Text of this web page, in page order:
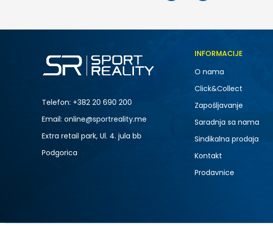
Telefon: +382 20 690 200
Email: online@sportreality.me
Extra retail park, Ul. 4. jula bb
Podgorica
INFORMACIJE
O nama
Click&Collect
Zapošljavanje
Saradnja sa nama
Sindikalna prodaja
Kontakt
Prodavnice